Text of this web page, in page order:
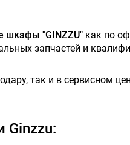
шкафы "GINZZU" как по
запчастей и
так и в сервисном
Ginzzu: